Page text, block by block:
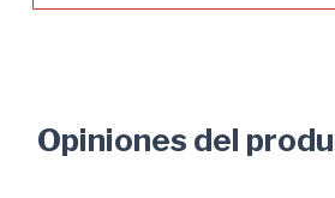
Opiniones del